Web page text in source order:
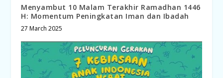
Menyambut 10 Malam Terakhir Ramadhan 1446
H: Momentum Peningkatan Iman dan Ibadah
27 March 2025